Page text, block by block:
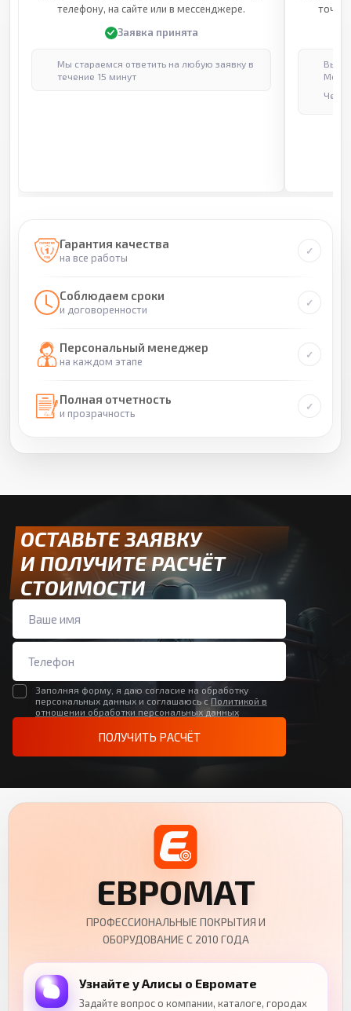
телефону, на сайте или в мессенджере.
Заявка принята
Мы стараемся ответить на любую заявку в
течение 15 минут
Гарантия качества
на все работы
Соблюдаем сроки
и договоренности
Персональный менеджер
на каждом этапе
Полная отчетность
и прозрачность
ОСТАВЬТЕ ЗАЯВКУ
И ПОЛУЧИТЕ РАСЧЁТ
СТОИМОСТИ
Заполняя форму, я даю согласие на обработку
персональных данных и соглашаюсь с Политикой в
отношении обработки персональных данных
ПОЛУЧИТЬ РАСЧЁТ
ЕВРОМАТ
ПРОФЕССИОНАЛЬНЫЕ ПОКРЫТИЯ И
ОБОРУДОВАНИЕ С 2010 ГОДА
Узнайте у Алисы о Евромате
Задайте вопрос о компании, каталоге, городах